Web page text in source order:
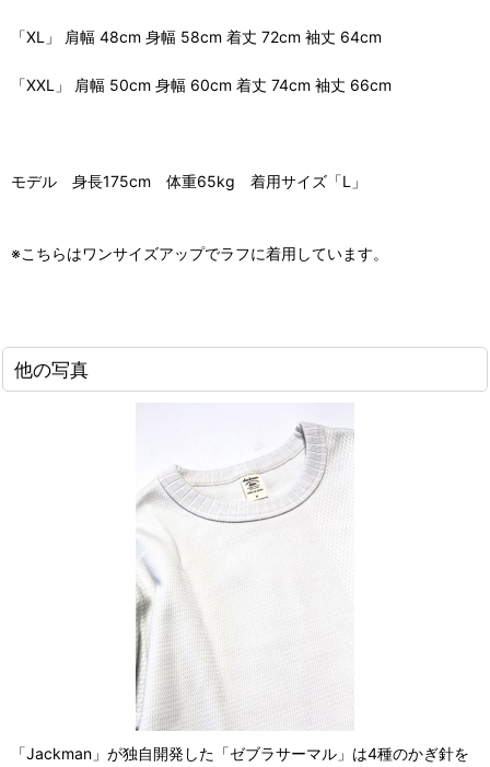
「XL」 肩幅 48cm 身幅 58cm 着丈 72cm 袖丈 64cm
「XXL」 肩幅 50cm 身幅 60cm 着丈 74cm 袖丈 66cm
モデル 身長175cm 体重65kg 着用サイズ「L」
※こちらはワンサイズアップでラフに着用しています。
他の写真
「Jackman」が独自開発した「ゼブラサーマル」は4種のかぎ針を